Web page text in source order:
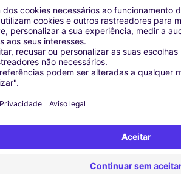
Assistência 24/7
Problemas na estrada? O nosso